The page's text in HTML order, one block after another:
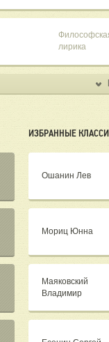
лирика
ИЗБРАННЫЕ
Ошанин Лев
Мориц Юнна
Маяковский
Владимир